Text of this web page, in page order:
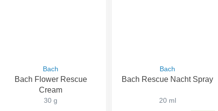
Bach
Bach Flower Rescue
Cream
30 g
Bach
Bach Rescue Nacht Spray
20 ml